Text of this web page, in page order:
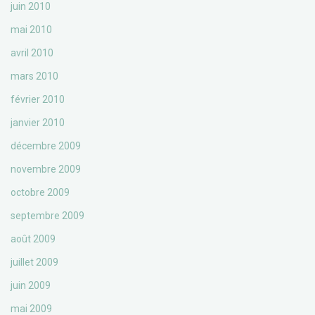
juin 2010
mai 2010
avril 2010
mars 2010
février 2010
janvier 2010
décembre 2009
novembre 2009
octobre 2009
septembre 2009
août 2009
juillet 2009
juin 2009
mai 2009